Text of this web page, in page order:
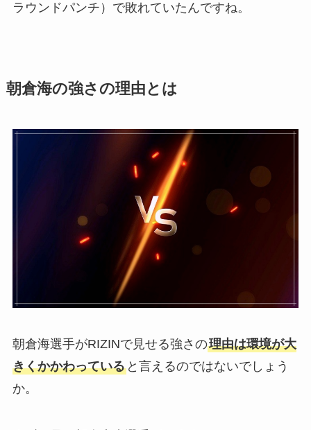
ラウンドパンチ）で敗れていたんですね。
朝倉海の強さの理由とは
朝倉海選手がRIZINで見せる強さの理由は環境が大
きくかかわっていると言えるのではないでしょう
か。